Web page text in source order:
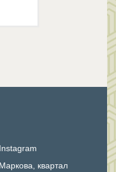
Instagram
квартал